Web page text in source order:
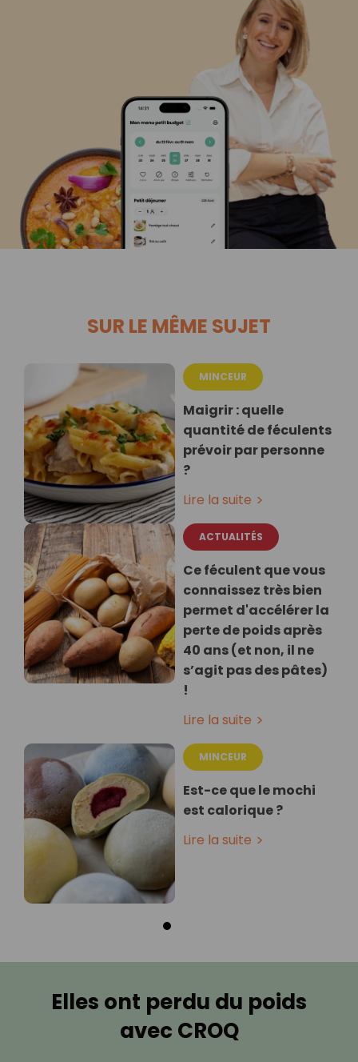
SUR LE MÊME SUJET
MINCEUR
Maigrir : quelle
quantité de féculents
prévoir par personne
?
Lire la suite
ACTUALITÉS
Ce féculent que vous
connaissez très bien
permet d'accélérer la
perte de poids après
40 ans (et non, il ne
s’agit pas des pâtes)
!
Lire la suite
MINCEUR
Est-ce que le mochi
est calorique ?
Lire la suite
Elles ont perdu du poids
avec CROQ